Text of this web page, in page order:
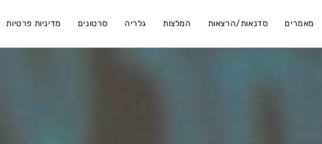
מאמרים סדנאות/הרצאות המלצות גלריה סרטונים מדיניות פרטיות